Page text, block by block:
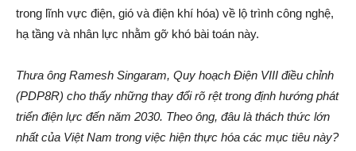
trong lĩnh vực điện, gió và điện khí hóa) về lộ trình công nghệ,
hạ tầng và nhân lực nhằm gỡ khó bài toán này.
Thưa ông Ramesh Singaram, Quy hoạch Điện VIII điều chỉnh
(PDP8R) cho thấy những thay đổi rõ rệt trong định hướng phát
triển điện lực đến năm 2030. Theo ông, đâu là thách thức lớn
nhất của Việt Nam trong việc hiện thực hóa các mục tiêu này?